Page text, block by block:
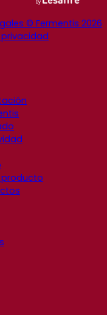
© Fermentis 2026